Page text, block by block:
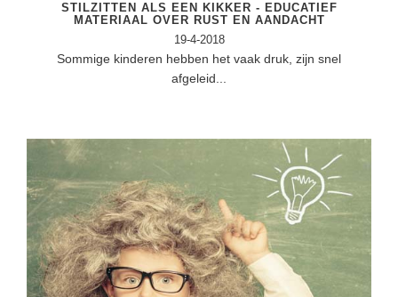
STILZITTEN ALS EEN KIKKER - EDUCATIEF
MATERIAAL OVER RUST EN AANDACHT
19-4-2018
Sommige kinderen hebben het vaak druk, zijn snel
afgeleid...